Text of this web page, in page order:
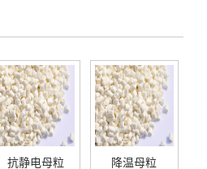
抗静电母粒 降温母粒